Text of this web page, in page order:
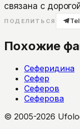
связана с
ПОДЕЛИТЬСЯ
Похожие
Сеферидина
Сефер
Сеферов
Сеферова
© 2005-2026